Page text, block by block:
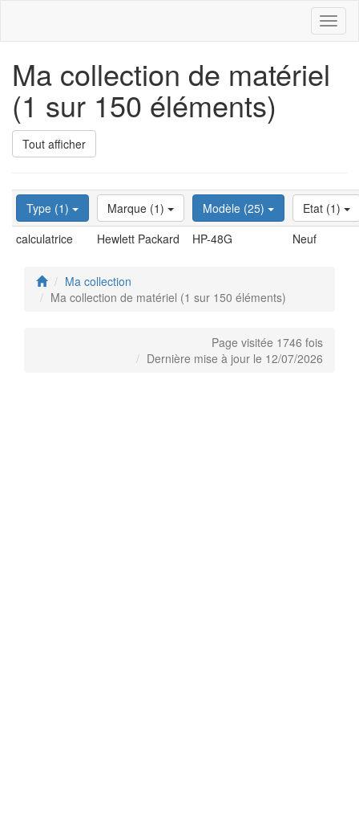
Ma collection de matériel
(1 sur 150 éléments)
Tout afficher
Type (1) Marque (1) Modèle (25)
Etat (1)
calculatrice
Hewlett Packard HP-48G Neuf
Ma collection
Ma collection de matériel (1 sur 150 éléments)
Page visitée 1746 fois
Dernière mise à jour le 12/07/2026